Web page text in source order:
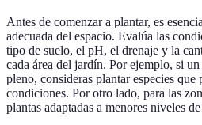
Antes de comenzar a plantar, es
adecuada del espacio. Evalúa las
tipo de suelo, el pH, el drenaje y la
cada área del jardín. Por ejemplo, si
pleno, consideras plantar especies que
condiciones. Por otro lado, para las
plantas adaptadas a menores niveles